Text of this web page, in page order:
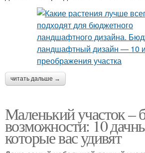
читать дальше →
Маленький участок –
возможности: 10
которые вас удивят